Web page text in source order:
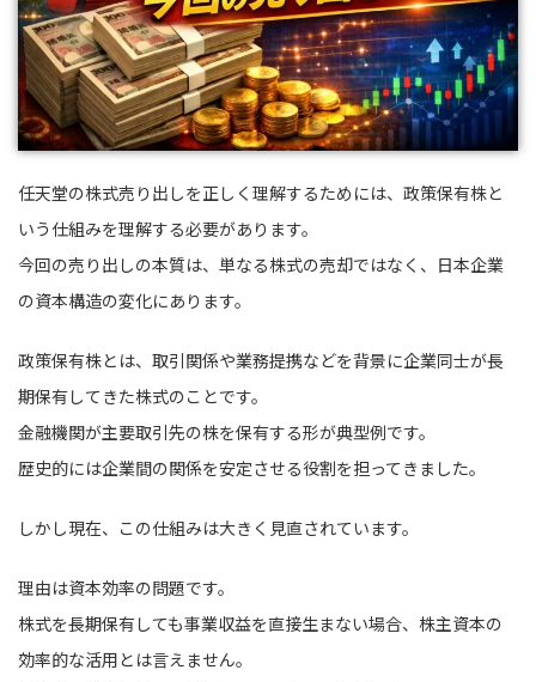
任天堂の株式売り出しを正しく理解するためには、政策保有株と
いう仕組みを理解する必要があります。
今回の売り出しの本質は、単なる株式の売却ではなく、日本企業
の資本構造の変化にあります。
政策保有株とは、取引関係や業務提携などを背景に企業同士が長
期保有してきた株式のことです。
金融機関が主要取引先の株を保有する形が典型例です。
歴史的には企業間の関係を安定させる役割を担ってきました。
しかし現在、この仕組みは大きく見直されています。
理由は資本効率の問題です。
株式を長期保有しても事業収益を直接生まない場合、株主資本の
効率的な活用とは言えません。